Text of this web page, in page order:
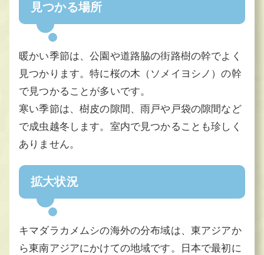
見つかる場所
暖かい季節は、公園や道路脇の街路樹の幹でよく
見つかります。特に桜の木（ソメイヨシノ）の幹
で見つかることが多いです。
寒い季節は、樹皮の隙間、雨戸や戸袋の隙間など
で成虫越冬します。室内で見つかることも珍しく
ありません。
拡大状況
キマダラカメムシの海外の分布域は、東アジアか
ら東南アジアにかけての地域です。日本で最初に